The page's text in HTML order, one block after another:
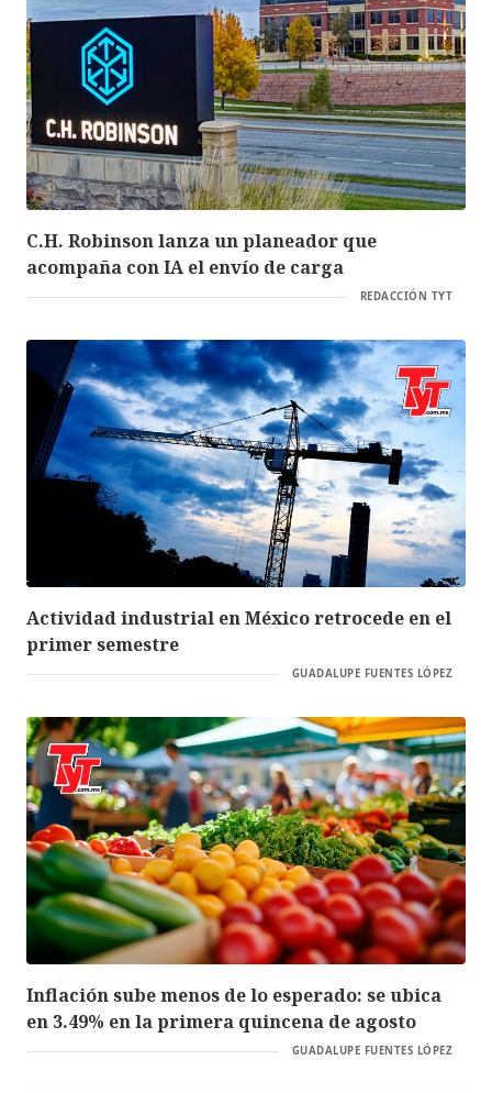
C.H. Robinson lanza un planeador que
acompaña con IA el envío de carga
REDACCIÓN TYT
Actividad industrial en México retrocede en el
primer semestre
GUADALUPE FUENTES LÓPEZ
Inflación sube menos de lo esperado: se ubica
en 3.49% en la primera quincena de agosto
GUADALUPE FUENTES LÓPEZ